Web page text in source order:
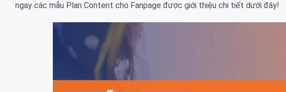
ngay các mẫu Plan Content cho Fanpage được giới thiệu chi tiết dưới đây!